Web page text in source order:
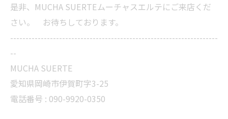
是非、MUCHA SUERTEムーチャスエルテにご来店くだ
さい。 お待ちしております。
--------------------------------------------------------------------
--
MUCHA SUERTE
愛知県岡崎市伊賀町字3-25
電話番号 : 090-9920-0350